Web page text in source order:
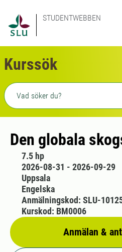
STUDENTWEBBEN
Kurssök
Fritext sökning
Den globala
7.5 hp
2026-08-31 - 2026-09-29
Uppsala
Engelska
Anmälan &
Anmälningskod: SLU-
Kurskod: BM0006